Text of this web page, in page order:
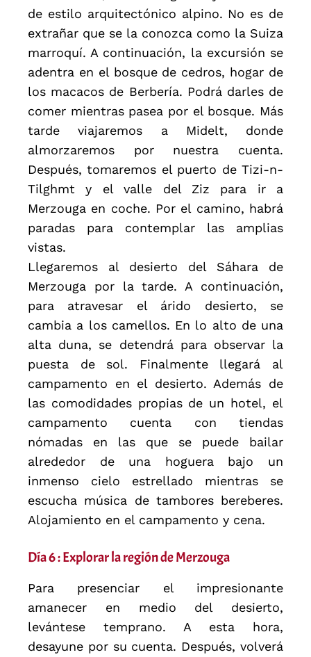
de estilo arquitectónico alpino. No es de
extrañar que se la conozca como la Suiza
marroquí. A continuación, la excursión se
adentra en el bosque de cedros, hogar de
los macacos de Berbería. Podrá darles de
comer mientras pasea por el bosque. Más
tarde viajaremos a Midelt, donde
almorzaremos por nuestra cuenta.
Después, tomaremos el puerto de Tizi-n-
Tilghmt y el valle del Ziz para ir a
Merzouga en coche. Por el camino, habrá
paradas para contemplar las amplias
vistas.
Llegaremos al desierto del Sáhara de
Merzouga por la tarde. A continuación,
para atravesar el árido desierto, se
cambia a los camellos. En lo alto de una
alta duna, se detendrá para observar la
puesta de sol. Finalmente llegará al
campamento en el desierto. Además de
las comodidades propias de un hotel, el
campamento cuenta con tiendas
nómadas en las que se puede bailar
alrededor de una hoguera bajo un
inmenso cielo estrellado mientras se
escucha música de tambores bereberes.
Alojamiento en el campamento y cena.
Día 6 : Explorar la región de Merzouga
Para presenciar el impresionante
amanecer en medio del desierto,
levántese temprano. A esta hora,
desayune por su cuenta. Después, volverá